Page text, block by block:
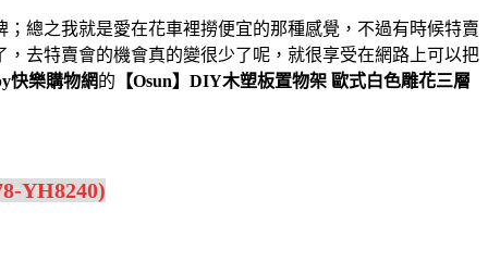
總之我就是愛在花車裡撈便宜的那種感覺，不過有時候特賣
去特賣會的機會真的變很少了呢，就很享受在網路上可以把
快樂購物網的 【Osun】DIY木塑板置物架 歐式白色雕花三層
YH8240)